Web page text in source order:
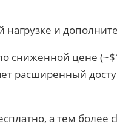
нагрузке и
сниженной цене
расширенный
а тем более